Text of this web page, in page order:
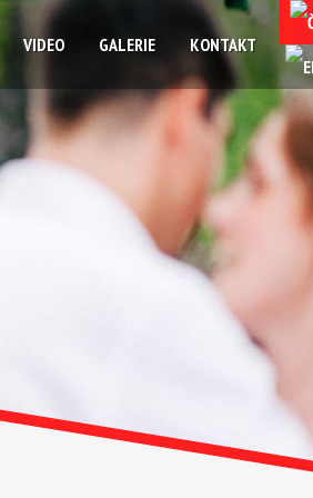
VIDEO GALERIE KONTAKT